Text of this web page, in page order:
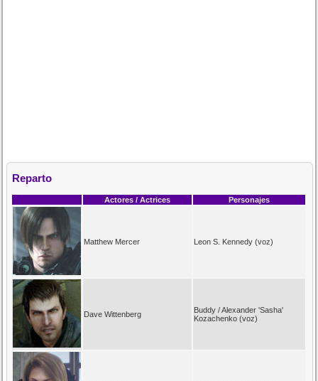
Reparto
Actores / Actrices Personajes
Matthew Mercer Leon S. Kennedy (voz)
Dave Wittenberg
Buddy / Alexander 'Sasha'
Kozachenko (voz)